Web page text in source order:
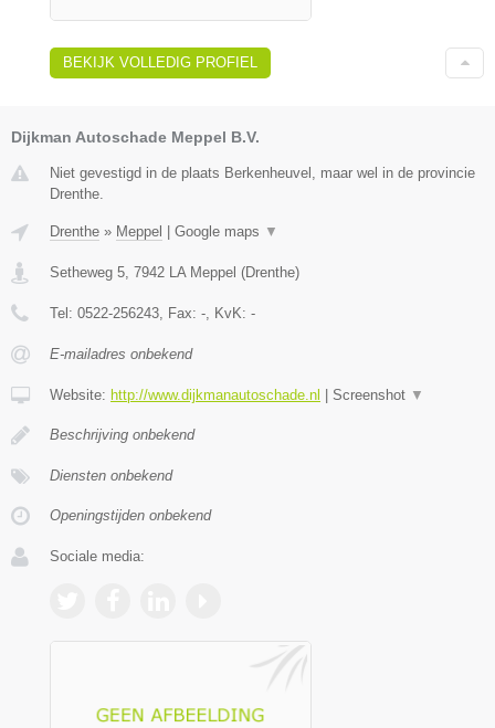
BEKIJK VOLLEDIG PROFIEL
Dijkman Autoschade Meppel B.V.
Niet gevestigd in de plaats Berkenheuvel, maar wel in de provincie
Drenthe.
Drenthe » Meppel | Google maps ▼
Setheweg 5 7942 LA Meppel (Drenthe)
Tel: 0522-256243 , Fax: - , KvK: -
E-mailadres onbekend
Website: http://www.dijkmanautoschade.nl | Screenshot ▼
Beschrijving onbekend
Diensten onbekend
Openingstijden onbekend
Sociale media: